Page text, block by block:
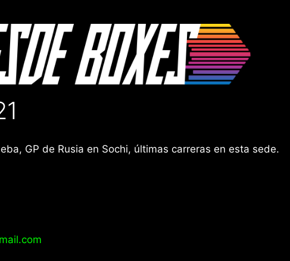
GP de Rusia en Sochi, últimas carreras en esta sede.